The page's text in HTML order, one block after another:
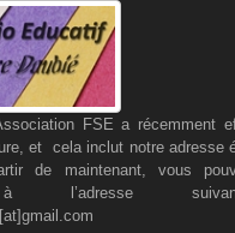
FSE a récemment
et cela inclut notre adresse
de maintenant, vous
à l’adresse